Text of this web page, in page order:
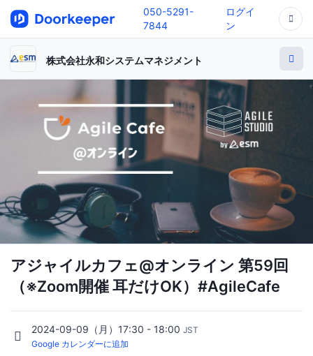
050-5291-
7844
ログイ
ン
株式会社永和システムマネジメント
アジャイルカフェ@オンライン 第59回
（※Zoom開催 耳だけOK）#AgileCafe
2024-09-09（月）17:30 - 18:00 JST
Google カレンダーに追加